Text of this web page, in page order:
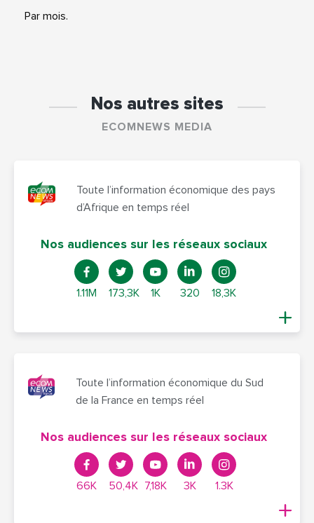
Par mois.
Nos autres sites
ECOMNEWS MEDIA
Toute l’information économique des pays
d’Afrique en temps réel
Nos audiences sur les réseaux sociaux
1.11M 173,3K 1K 320 18,3K
Toute l’information économique du Sud
de la France en temps réel
Nos audiences sur les réseaux sociaux
66K 50,4K 7,18K 3K 1.3K